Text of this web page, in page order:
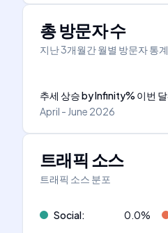
총 방문자 수
지난 3개월간 월별 방문자 통계
추세 상승byInfinity% 이번 달
April - June 2026
트래픽 소스
트래픽 소스 분포
Social: 0.0%